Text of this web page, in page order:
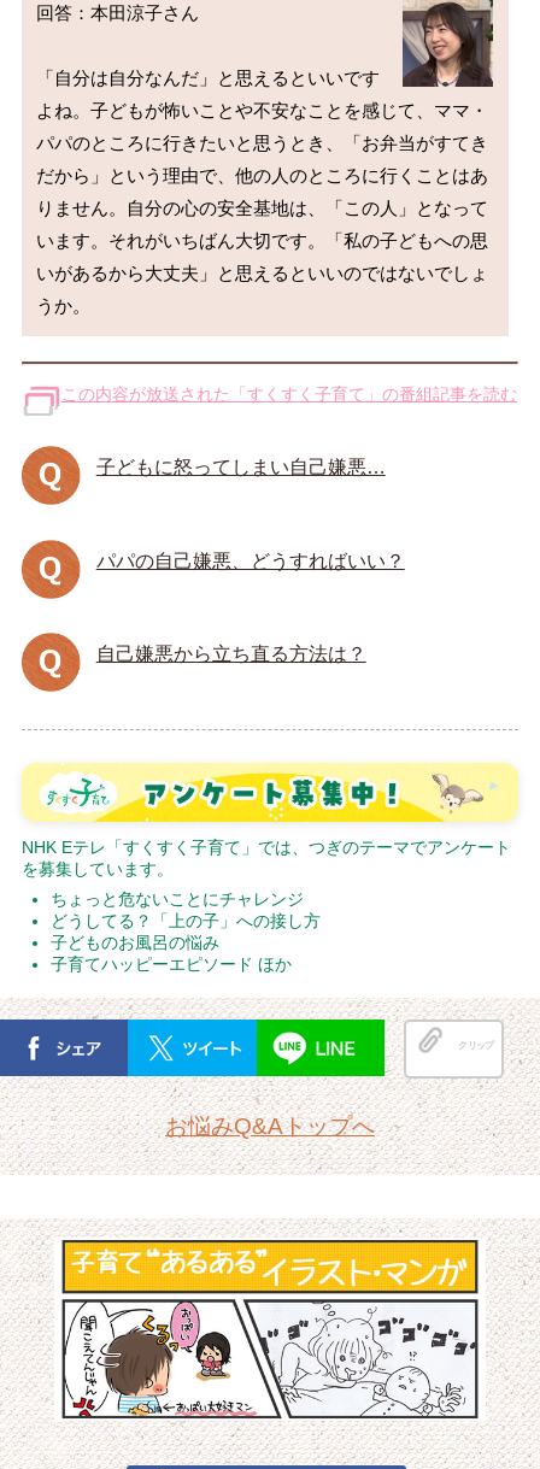
回答：本田涼子さん
「自分は自分なんだ」と思えるといいです
よね。子どもが怖いことや不安なことを感じて、ママ・
パパのところに行きたいと思うとき、「お弁当がすてき
だから」という理由で、他の人のところに行くことはあ
りません。自分の心の安全基地は、「この人」となって
います。それがいちばん大切です。「私の子どもへの思
いがあるから大丈夫」と思えるといいのではないでしょ
この内容が放送された「すくすく子育て」の番組記事を読む
子どもに怒ってしまい自己嫌悪…
パパの自己嫌悪、どうすればいい？
自己嫌悪から立ち直る方法は？
NHK Eテレ「すくすく子育て」では、つぎのテーマでアンケート
を募集しています。
ちょっと危ないことにチャレンジ
どうしてる？「上の子」への接し方
子どものお風呂の悩み
子育てハッピーエピソード ほか
クリップ
お悩みQ&Aトップへ